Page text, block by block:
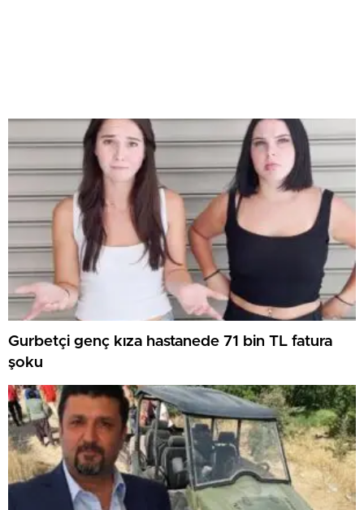
Gurbetçi genç kıza hastanede 71 bin TL fatura
şoku